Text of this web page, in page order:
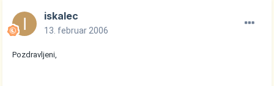
iskalec
13. februar 2006
Pozdravljeni,